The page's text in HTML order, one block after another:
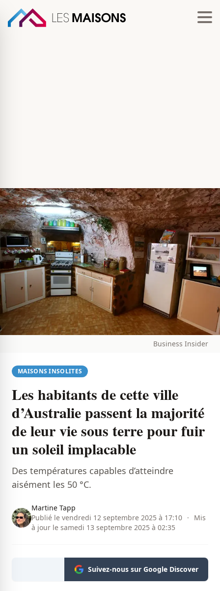
Business Insider
MAISONS INSOLITES
Les habitants de cette ville
d’Australie passent la majorité
de leur vie sous terre pour fuir
un soleil implacable
Des températures capables d’atteindre
aisément les 50 °C.
Martine Tapp
Publié le vendredi 12 septembre 2025 à 17:10 ·
Mis
à jour le samedi 13 septembre 2025 à 02:35
Suivez-nous sur Google Discover